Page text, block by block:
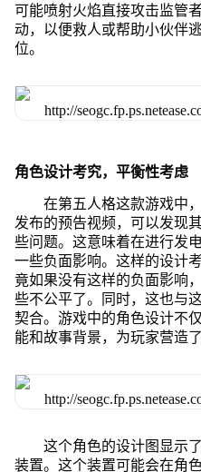
可能喷射火焰直接攻击监管
动，以便救人或帮助小伙伴
位。
角色设计考究，平衡性考虑
在第五人格这款游戏中
发布的预告视频，可以发现
些问题。这意味着在进行发
一些负面影响。这样的设计
竟如果没有这样的负面影响
些不公平了。同时，这也与
契合。游戏中的角色设计不
能和故事背景，为玩家营造
这个角色的设计图显示
装置。这个装置可能会在角